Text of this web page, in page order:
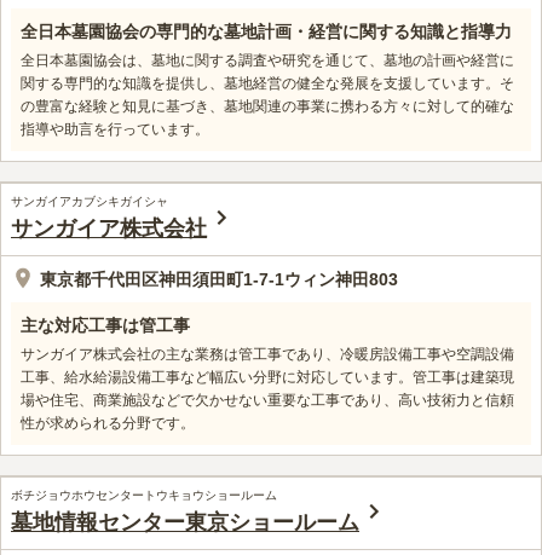
全日本墓園協会の専門的な墓地計画・経営に関する知識と指導力
全日本墓園協会は、墓地に関する調査や研究を通じて、墓地の計画や経営に
関する専門的な知識を提供し、墓地経営の健全な発展を支援しています。そ
の豊富な経験と知見に基づき、墓地関連の事業に携わる方々に対して的確な
指導や助言を行っています。
サンガイアカブシキガイシャ
サンガイア株式会社
東京都千代田区神田須田町1-7-1ウィン神田803
主な対応工事は管工事
サンガイア株式会社の主な業務は管工事であり、冷暖房設備工事や空調設備
工事、給水給湯設備工事など幅広い分野に対応しています。管工事は建築現
場や住宅、商業施設などで欠かせない重要な工事であり、高い技術力と信頼
性が求められる分野です。
ボチジョウホウセンタートウキョウショールーム
墓地情報センター東京ショールーム